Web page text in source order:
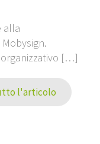
alla
[…]
l'articolo